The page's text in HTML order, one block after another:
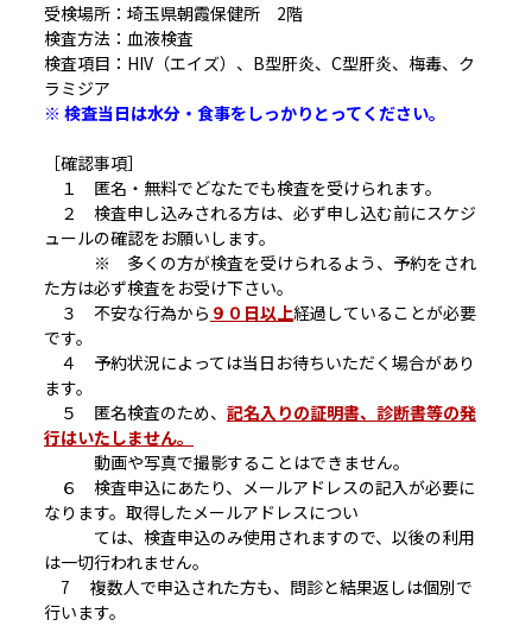
受検場所：埼玉県朝霞保健所 2階
検査方法：血液検査
検査項目：HIV（エイズ）、B型肝炎、C型肝炎、梅毒、ク
ラミジア
※ 検査当日は水分・食事をしっかりとってください。
［確認事項］
１ 匿名・無料でどなたでも検査を受けられます。
２ 検査申し込みされる方は、必ず申し込む前にスケジ
ュールの確認をお願いします。
※ 多くの方が検査を受けられるよう、予約をされ
た方は必ず検査をお受け下さい。
３ 不安な行為から ９０日以上経過していることが必要
です。
４ 予約状況によっては当日お待ちいただく場合があり
ます。
５ 匿名検査のため、 記名入りの証明書、診断書等の発
行はいたしません。
動画や写真で撮影することはできません。
６ 検査申込にあたり、メールアドレスの記入が必要に
なります。取得したメールアドレスについ
ては、検査申込のみ使用されますので、以後の利用
は一切行われません。
7 複数人で申込された方も、問診と結果返しは個別で
行います。